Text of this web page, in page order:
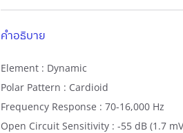
คำอธิบาย
Element : Dynamic
Polar Pattern : Cardioid
Frequency Response : 70-16,000 Hz
Open Circuit Sensitivity : -55 dB (1.7